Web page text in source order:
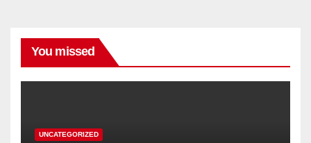
You missed
UNCATEGORIZED